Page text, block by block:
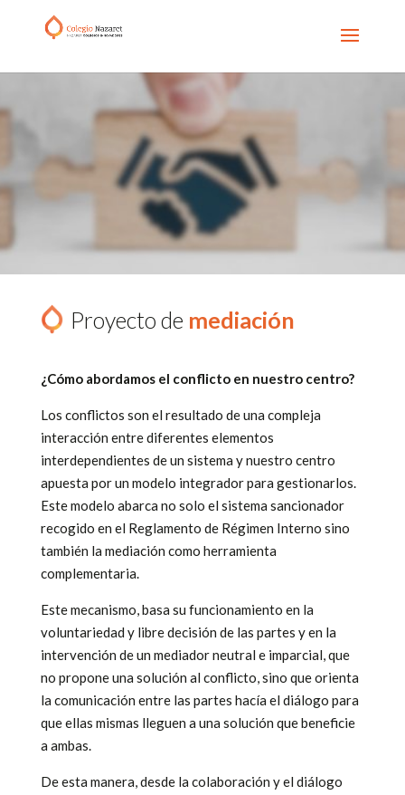
Proyecto de mediación
¿Cómo abordamos el conflicto en nuestro centro?
Los conflictos son el resultado de una compleja
interacción entre diferentes elementos
interdependientes de un sistema y nuestro centro
apuesta por un modelo integrador para gestionarlos.
Este modelo abarca no solo el sistema sancionador
recogido en el Reglamento de Régimen Interno sino
también la mediación como herramienta
complementaria.
Este mecanismo, basa su funcionamiento en la
voluntariedad y libre decisión de las partes y en la
intervención de un mediador neutral e imparcial, que
no propone una solución al conflicto, sino que orienta
la comunicación entre las partes hacía el diálogo para
que ellas mismas lleguen a una solución que beneficie
a ambas.
De esta manera, desde la colaboración y el diálogo